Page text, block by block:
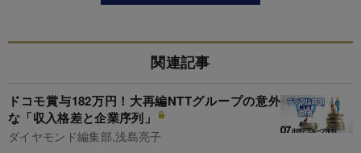
関連記事
ドコモ賞与182万円！大再編NTTグループの意外
な「収入格差と企業序列」
ダイヤモンド編集部,浅島亮子